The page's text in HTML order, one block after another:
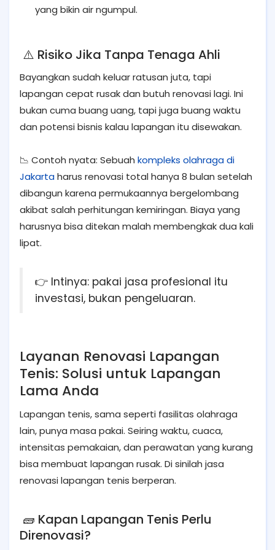
yang bikin air ngumpul.
⚠️ Risiko Jika Tanpa Tenaga Ahli
Bayangkan sudah keluar ratusan juta, tapi
lapangan cepat rusak dan butuh renovasi lagi. Ini
bukan cuma buang uang, tapi juga buang waktu
dan potensi bisnis kalau lapangan itu disewakan.
📉 Contoh nyata: Sebuah kompleks olahraga di
Jakartaharus renovasi total hanya 8 bulan setelah
dibangun karena permukaannya bergelombang
akibat salah perhitungan kemiringan. Biaya yang
harusnya bisa ditekan malah membengkak dua kali
lipat.
👉 Intinya: pakai jasa profesional itu
investasi, bukan pengeluaran.
Layanan Renovasi Lapangan
Tenis: Solusi untuk Lapangan
Lama Anda
Lapangan tenis, sama seperti fasilitas olahraga
lain, punya masa pakai. Seiring waktu, cuaca,
intensitas pemakaian, dan perawatan yang kurang
bisa membuat lapangan rusak. Di sinilah jasa
renovasi lapangan tenis berperan.
🧱 Kapan Lapangan Tenis Perlu
Direnovasi?